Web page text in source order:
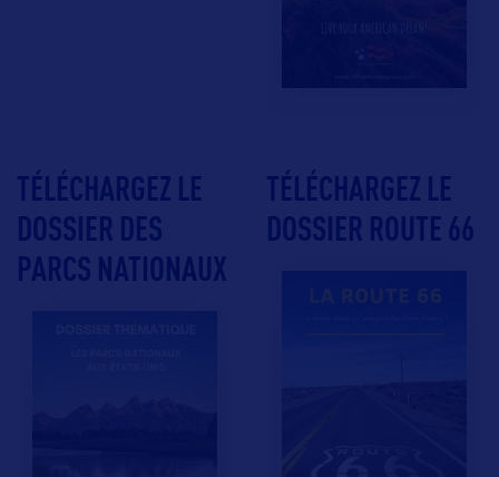
TÉLÉCHARGEZ LE
DOSSIER DES
PARCS NATIONAUX
TÉLÉCHARGEZ LE
DOSSIER ROUTE 66